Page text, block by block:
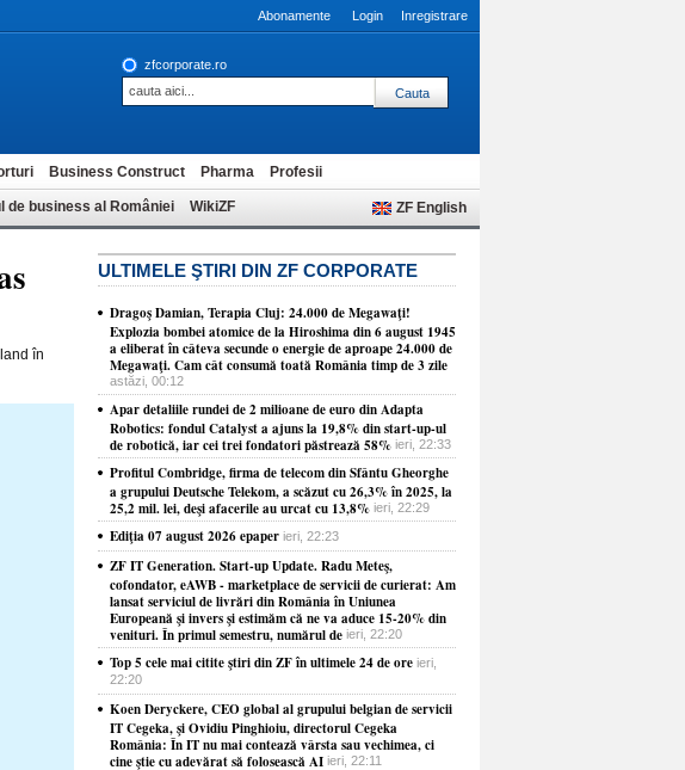
Abonamente Login Inregistrare
zfcorporate.ro
Business Construct Pharma Profesii
de business al României WikiZF ZF English
în
ULTIMELE ŞTIRI DIN ZF CORPORATE
Dragoş Damian, Terapia Cluj: 24.000 de Megawaţi!
Explozia bombei atomice de la Hiroshima din 6 august 1945
a eliberat în câteva secunde o energie de aproape 24.000 de
Megawaţi. Cam cât consumă toată România timp de 3 zile
astăzi, 00:12
Apar detaliile rundei de 2 milioane de euro din Adapta
Robotics: fondul Catalyst a ajuns la 19,8% din start-up-ul
de robotică, iar cei trei fondatori păstrează 58% ieri, 22:33
Profitul Combridge, firma de telecom din Sfântu Gheorghe
a grupului Deutsche Telekom, a scăzut cu 26,3% în 2025, la
25,2 mil. lei, deşi afacerile au urcat cu 13,8% ieri, 22:29
Ediţia 07 august 2026 epaper ieri, 22:23
ZF IT Generation. Start-up Update. Radu Meteş,
cofondator, eAWB - marketplace de servicii de curierat: Am
lansat serviciul de livrări din România în Uniunea
Europeană şi invers şi estimăm că ne va aduce 15-20% din
venituri. În primul semestru, numărul de ieri, 22:20
Top 5 cele mai citite ştiri din ZF în ultimele 24 de ore ieri,
22:20
Koen Deryckere, CEO global al grupului belgian de servicii
IT Cegeka, şi Ovidiu Pinghioiu, directorul Cegeka
România: În IT nu mai contează vârsta sau vechimea, ci
cine ştie cu adevărat să folosească AI ieri, 22:11